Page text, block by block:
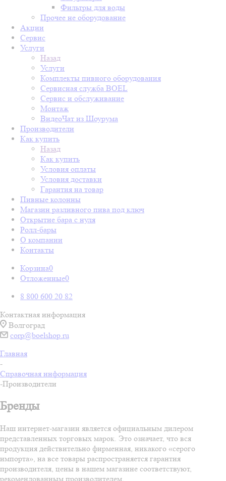
Фильтры для воды
Прочее не оборудование
Акции
Сервис
Услуги
Назад
Услуги
Комплекты пивного оборудования
Сервисная служба BOEL
Сервис и обслуживание
Монтаж
ВидеоЧат из Шоурума
Производители
Как купить
Назад
Как купить
Условия оплаты
Условия доставки
Гарантия на товар
Пивные колонны
Магазин разливного пива под ключ
Открытие бара с нуля
Ролл-бары
О компании
Контакты
Корзина0
Отложенные0
8 800 600 20 82
Контактная информация
Волгоград
corp@boelshop.ru
Главная
-
Справочная информация
-Производители
Бренды
Наш интернет-магазин является официальным дилером
представленных торговых марок. Это означает, что вся
продукция действительно фирменная, никакого «серого
импорта», на все товары распространяется гарантия
производителя, цены в нашем магазине соответствуют,
рекомендованным производителем.